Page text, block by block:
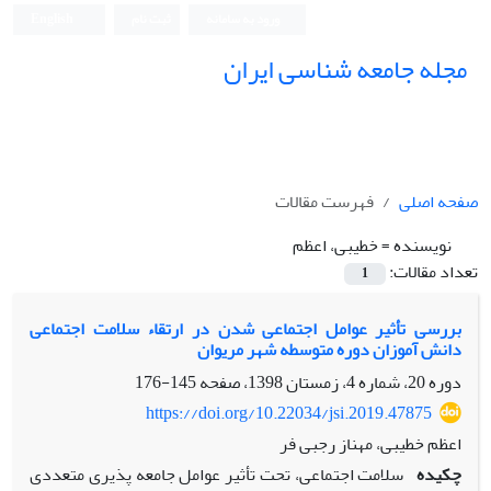
مجله جامعه شناسی ایران
صفحه اصلی
فهرست مقالات
نویسنده =خطیبی، اعظم
تعداد مقالات:
1
بررسی تأثیر عوامل اجتماعی شدن در ارتقاء سلامت اجتماعی
دانش آموزان دوره متوسطه شهر مریوان
دوره 20، شماره 4، زمستان 1398، صفحه
145-176
https://doi.org/10.22034/jsi.2019.47875
اعظم خطیبی، مهناز رجبی فر
چکیده سلامت اجتماعی، تحت تأثیر عوامل جامعه پذیری متعددی